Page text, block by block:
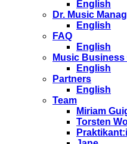
English
Dr. Music
English
FAQ
English
Music
English
Partners
English
Team
Miriam
Torsten